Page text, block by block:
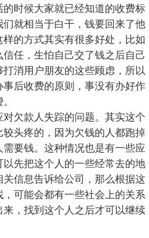
时候大家就已经知道的收费标
就相当于白干，钱要回来了他
的方式其实有很多好处，比如
任，生怕自己交了钱之后自己
消用户朋友的这些顾虑，所以
后收费的原则，事没有办好作
欠款人失踪的问题。其实这个
头疼的，因为欠钱的人都跑掉
要钱。这种情况也是有一些应
先把这个人的一些经常去的地
信息告诉给公司，那么根据这
可能会都有一些社会上的关系
，找到这个人之后才可以继续